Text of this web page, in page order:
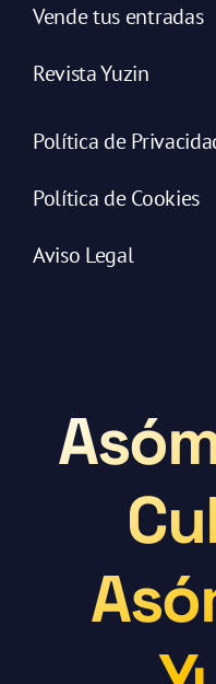
Vende tus entradas
Revista Yuzin
Política de
Política de Cookies
Aviso Legal